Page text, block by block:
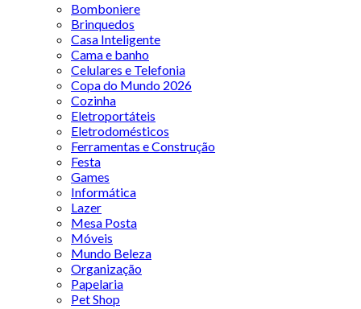
Bomboniere
Brinquedos
Casa Inteligente
Cama e banho
Celulares e Telefonia
Copa do Mundo 2026
Cozinha
Eletroportáteis
Eletrodomésticos
Ferramentas e Construção
Festa
Games
Informática
Lazer
Mesa Posta
Móveis
Mundo Beleza
Organização
Papelaria
Pet Shop